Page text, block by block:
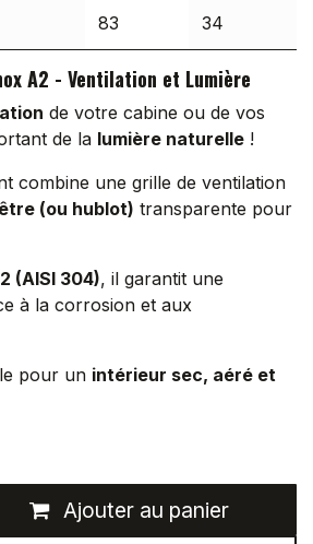
83 34
A2 - Ventilation et Lumière
de votre cabine ou de vos
de la lumière naturelle !
combine une grille de ventilation
(ou hublot) transparente pour
(AISI 304), il garantit une
à la corrosion et aux
pour un intérieur sec, aéré et
Ajouter au panier